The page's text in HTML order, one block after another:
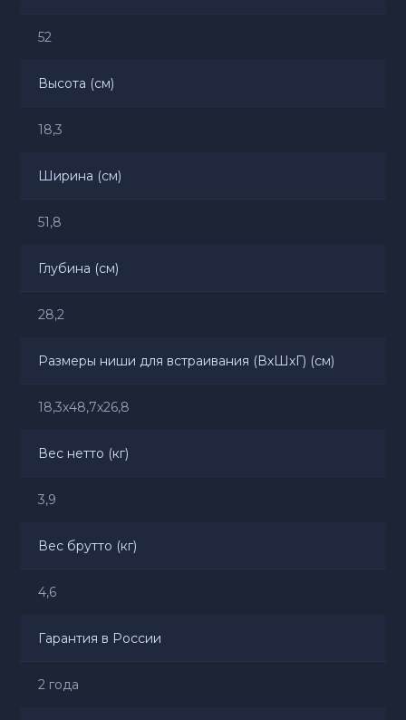
52
Высота (см)
18,3
Ширина (см)
51,8
Глубина (см)
28,2
Размеры ниши для встраивания (ВхШхГ) (см)
18,3х48,7х26,8
Вес нетто (кг)
3,9
Вес брутто (кг)
4,6
Гарантия в России
2 года